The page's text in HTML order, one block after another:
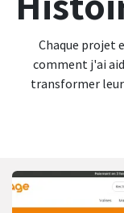
Chaque projet
comment j'ai
transformer